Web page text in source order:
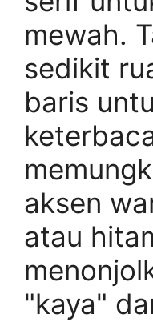
mewah.
sedikit
baris
aksen
atau
"kaya"